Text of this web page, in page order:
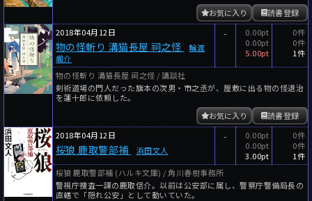
読書登録
お気に入り
2018年04月12日
物の怪斬り 溝猫長屋 祠之怪
輪渡
颯介
-
0.00pt
0.00pt
5.00pt
0件
0件
1件
物の怪斬り 溝猫長屋 祠之怪 / 講談社
剣術道場の門人だった旗本の次男・市之丞が、屋敷に出る物の怪退治
を蓮十郎に依頼した。
読書登録
お気に入り
2018年04月12日
桜狼 鹿取警部補 浜田文人
-
0.00pt
0.00pt
3.00pt
0件
0件
1件
桜狼 鹿取警部補 (ハルキ文庫) / 角川春樹事務所
警視庁捜査一課の鹿取信介。以前は公安部に属し、警察庁警備局長の
直轄で「隠れ公安」として動いていた。